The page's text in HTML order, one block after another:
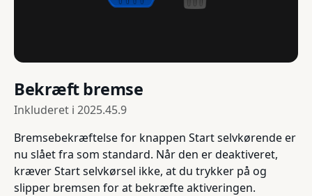
Bekræft bremse
Inkluderet i 2025.45.9
Bremsebekræftelse for knappen Start selvkørende er
nu slået fra som standard. Når den er deaktiveret,
kræver Start selvkørsel ikke, at du trykker på og
slipper bremsen for at bekræfte aktiveringen.